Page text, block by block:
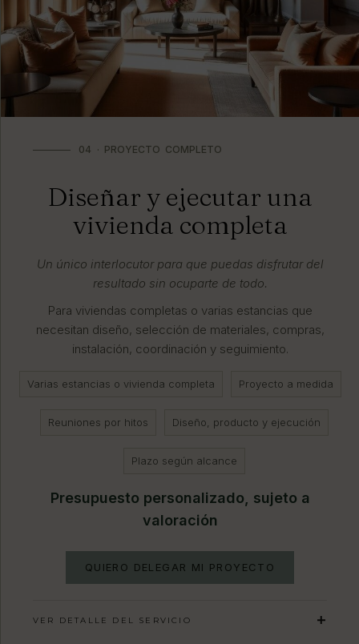
04 · PROYECTO COMPLETO
Diseñar y ejecutar una
vivienda completa
Un único interlocutor para que puedas disfrutar del
resultado sin ocuparte de todo.
Para viviendas completas o varias estancias que
necesitan diseño, selección de materiales, compras,
instalación, coordinación y seguimiento.
Varias estancias o vivienda completa Proyecto a medida
Reuniones por hitos Diseño, producto y ejecución
Plazo según alcance
Presupuesto personalizado, sujeto a
valoración
QUIERO DELEGAR MI PROYECTO
VER DETALLE DEL SERVICIO